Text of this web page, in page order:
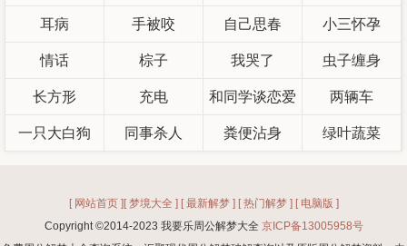
子 了 么
耳病 手被咬 自己思春 小三怀孕
情话 棕子 我哭了 虫子缠身
长方形 充电 和同学谈恋爱 两辆车
一只大白狗 同事杀人 粪便沾身 绿叶蔬菜
[ 网站首页 ] [ 梦境大全 ] [ 最新解梦 ] [ 热门解梦 ] [ 电脑版 ]
Copyright ©2014-2023 我要乐周公解梦大全 京ICP备13005958号